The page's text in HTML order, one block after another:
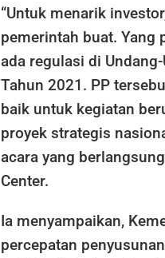
“Untuk menarik
pemerintah buat. Yang
ada regulasi di
Tahun 2021. PP
baik untuk kegiatan
proyek strategis
acara yang
Center.
Ia menyampaikan,
percepatan